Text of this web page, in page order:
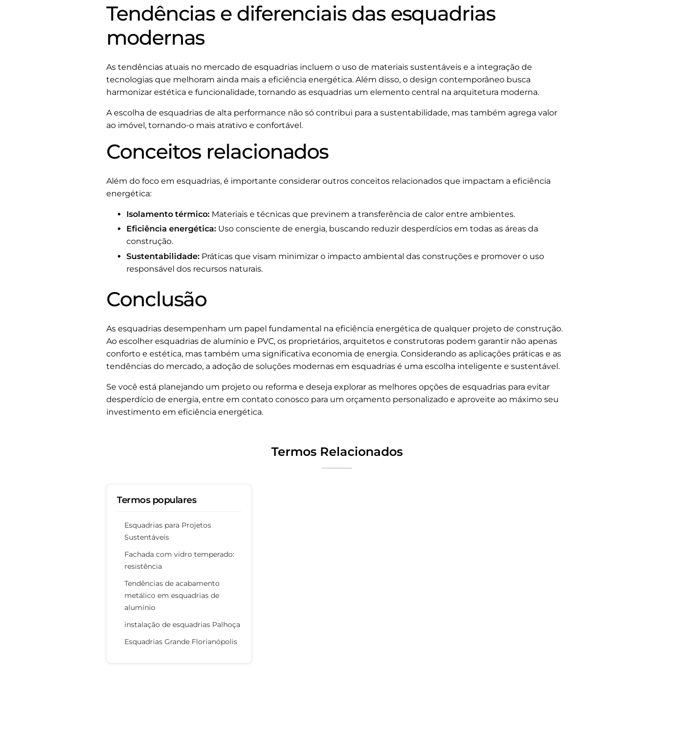
Tendências e diferenciais das esquadrias
modernas
As tendências atuais no mercado de esquadrias incluem o uso de materiais sustentáveis e a integração de
tecnologias que melhoram ainda mais a eficiência energética. Além disso, o design contemporâneo busca
harmonizar estética e funcionalidade, tornando as esquadrias um elemento central na arquitetura moderna.
A escolha de esquadrias de alta performance não só contribui para a sustentabilidade, mas também agrega valor
ao imóvel, tornando-o mais atrativo e confortável.
Conceitos relacionados
Além do foco em esquadrias, é importante considerar outros conceitos relacionados que impactam a eficiência
energética:
Isolamento térmico: Materiais e técnicas que previnem a transferência de calor entre ambientes.
Eficiência energética: Uso consciente de energia, buscando reduzir desperdícios em todas as áreas da
construção.
Sustentabilidade: Práticas que visam minimizar o impacto ambiental das construções e promover o uso
responsável dos recursos naturais.
Conclusão
As esquadrias desempenham um papel fundamental na eficiência energética de qualquer projeto de construção.
Ao escolher esquadrias de alumínio e PVC, os proprietários, arquitetos e construtoras podem garantir não apenas
conforto e estética, mas também uma significativa economia de energia. Considerando as aplicações práticas e as
tendências do mercado, a adoção de soluções modernas em esquadrias é uma escolha inteligente e sustentável.
Se você está planejando um projeto ou reforma e deseja explorar as melhores opções de esquadrias para evitar
desperdício de energia, entre em contato conosco para um orçamento personalizado e aproveite ao máximo seu
investimento em eficiência energética.
Termos Relacionados
Termos populares
Esquadrias para Projetos
Sustentáveis
Fachada com vidro temperado:
resistência
Tendências de acabamento
metálico em esquadrias de
alumínio
instalação de esquadrias Palhoça
Esquadrias Grande Florianópolis